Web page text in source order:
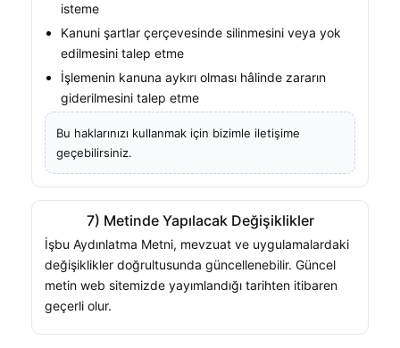
isteme
Kanuni şartlar çerçevesinde silinmesini veya yok
edilmesini talep etme
İşlemenin kanuna aykırı olması hâlinde zararın
giderilmesini talep etme
Bu haklarınızı kullanmak için bizimle iletişime
geçebilirsiniz.
7) Metinde Yapılacak Değişiklikler
İşbu Aydınlatma Metni, mevzuat ve uygulamalardaki
değişiklikler doğrultusunda güncellenebilir. Güncel
metin web sitemizde yayımlandığı tarihten itibaren
geçerli olur.